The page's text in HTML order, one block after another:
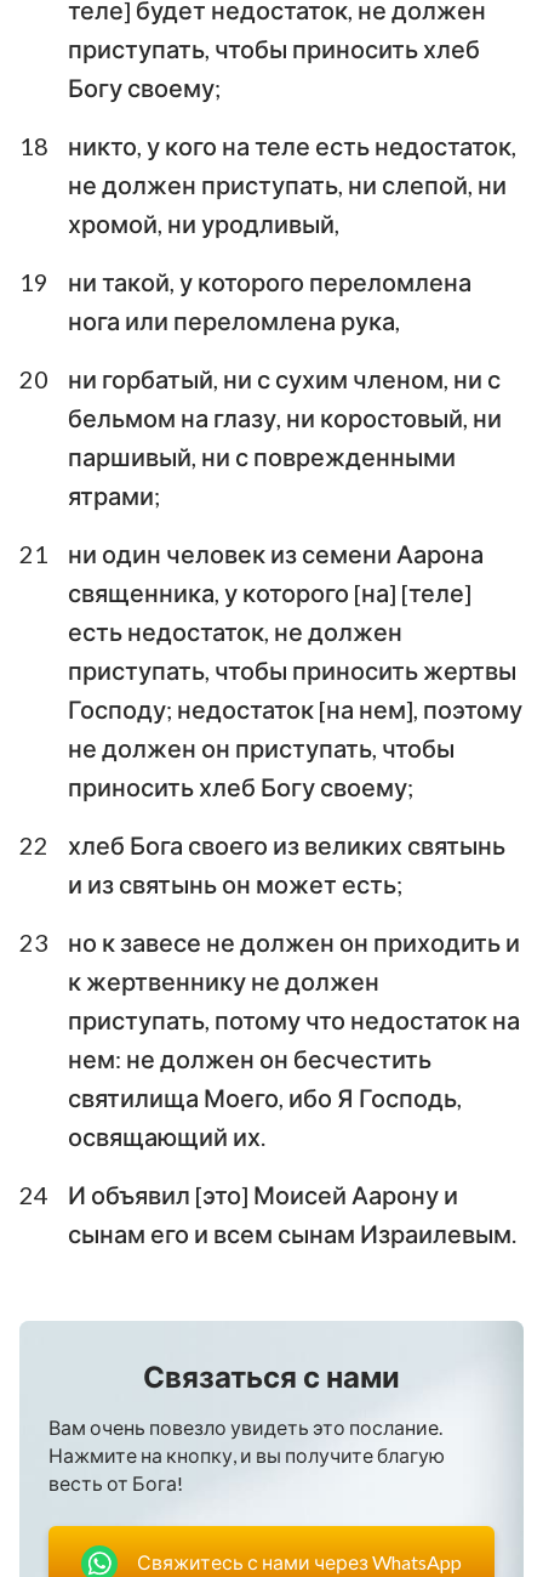
1 2 3 4 5 6
7
8
9 10 11 12 13
14
22
23 24 25 26 27
теле] будет недостаток, не должен
приступать, чтобы приносить хлеб
Богу своему;
18
никто, у кого на теле есть недостаток,
не должен приступать, ни слепой, ни
хромой, ни уродливый,
19
ни такой, у которого переломлена
нога или переломлена рука,
20
ни горбатый, ни с сухим членом, ни с
бельмом на глазу, ни коростовый, ни
паршивый, ни с поврежденными
ятрами;
21
ни один человек из семени Аарона
священника, у которого [на] [теле]
есть недостаток, не должен
приступать, чтобы приносить жертвы
Господу; недостаток [на нем], поэтому
не должен он приступать, чтобы
приносить хлеб Богу своему;
22
хлеб Бога своего из великих святынь
и из святынь он может есть;
23
но к завесе не должен он приходить и
к жертвеннику не должен
приступать, потому что недостаток на
нем: не должен он бесчестить
святилища Моего, ибо Я Господь,
освящающий их.
24
И объявил [это] Моисей Аарону и
сынам его и всем сынам Израилевым.
Связаться с нами
Вам очень повезло увидеть это послание.
Нажмите на кнопку, и вы получите благую
весть от Бога!
Свяжитесь с нами через WhatsApp